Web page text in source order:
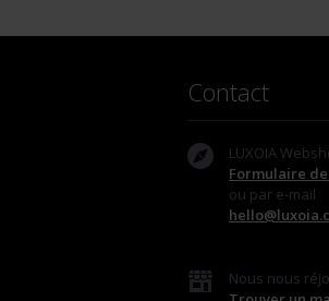
Contact
LUXOIA
Formulaire
ou par e-mail
Nous nous